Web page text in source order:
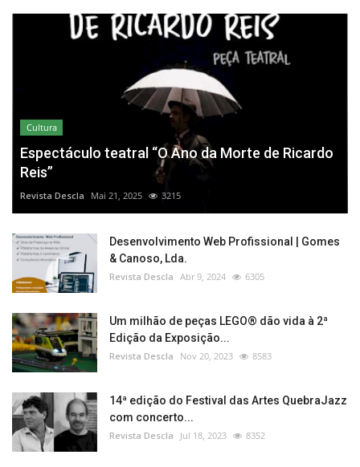
Cultura
Espectáculo teatral “O Ano da Morte de Ricardo
Reis”
Revista Descla Mai 21, 2025 3215
Desenvolvimento Web Profissional | Gomes
& Canoso, Lda.
Revista Descla Abr 9, 2024 6305
Um milhão de peças LEGO® dão vida à 2ª
Edição da Exposição...
Revista Descla Nov 20, 2023 8583
14ª edição do Festival das Artes QuebraJazz
com concerto...
Revista Descla Jul 18, 2023 8352